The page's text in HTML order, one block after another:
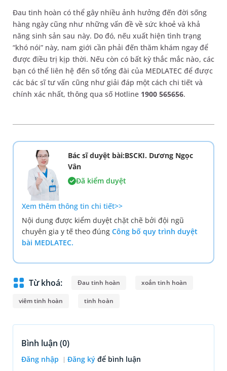
Đau tinh hoàn có thể gây nhiều ảnh hưởng đến đời sống
hàng ngày cũng như những vấn đề về sức khoẻ và khả
năng sinh sản sau này. Do đó, nếu xuất hiện tình trạng
“khó nói” này, nam giới cần phải đến thăm khám ngay để
được điều trị kịp thời. Nếu còn có bất kỳ thắc mắc nào, các
bạn có thể liên hệ đến số tổng đài của MEDLATEC để được
các bác sĩ tư vấn cũng như giải đáp một cách chi tiết và
chính xác nhất, thông qua số Hotline 1900 565656.
Bác sĩ duyệt bài:BSCKI. Dương Ngọc
Vân
Đã kiểm duyệt
Xem thêm thông tin chi tiết>>
Nội dung được kiểm duyệt chặt chẽ bởi đội ngũ
chuyên gia y tế theo đúng Công bố quy trình duyệt
bài MEDLATEC.
Từ khoá: Đau tinh hoàn xoắn tinh hoàn
viêm tinh hoàn tinh hoàn
Bình luận (0)
Đăng nhập Đăng ký để bình luận